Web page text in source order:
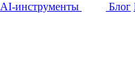
AI-инструменты Блог